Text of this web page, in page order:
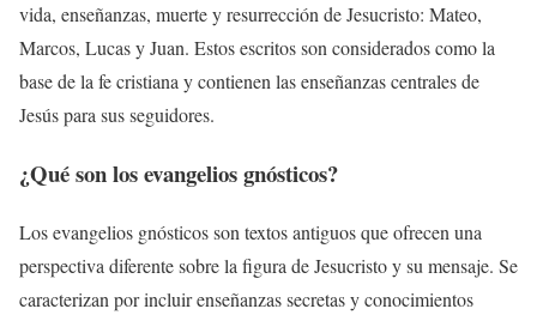
vida, enseñanzas, muerte y resurrección de Jesucristo: Mateo,
Marcos, Lucas y Juan. Estos escritos son considerados como la
base de la fe cristiana y contienen las enseñanzas centrales de
Jesús para sus seguidores.
¿Qué son losevangelios gnósticos?
Los evangelios gnósticos son textos antiguos que ofrecen una
perspectiva diferente sobre la figura de Jesucristo y su mensaje. Se
caracterizan por incluir enseñanzas secretas y conocimientos